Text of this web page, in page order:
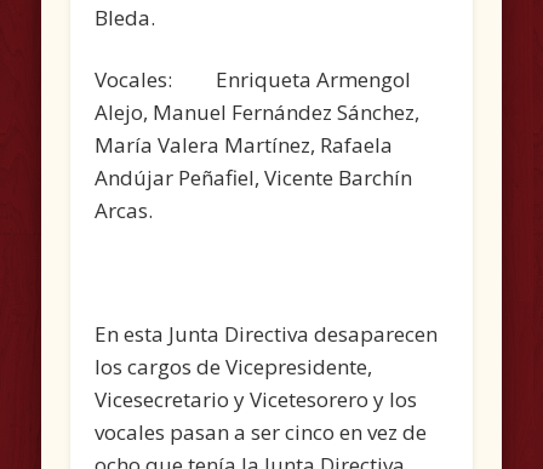
Bleda.
Vocales: Enriqueta Armengol
Alejo, Manuel Fernández Sánchez,
María Valera Martínez, Rafaela
Andújar Peñafiel, Vicente Barchín
Arcas.
En esta Junta Directiva desaparecen
los cargos de Vicepresidente,
Vicesecretario y Vicetesorero y los
vocales pasan a ser cinco en vez de